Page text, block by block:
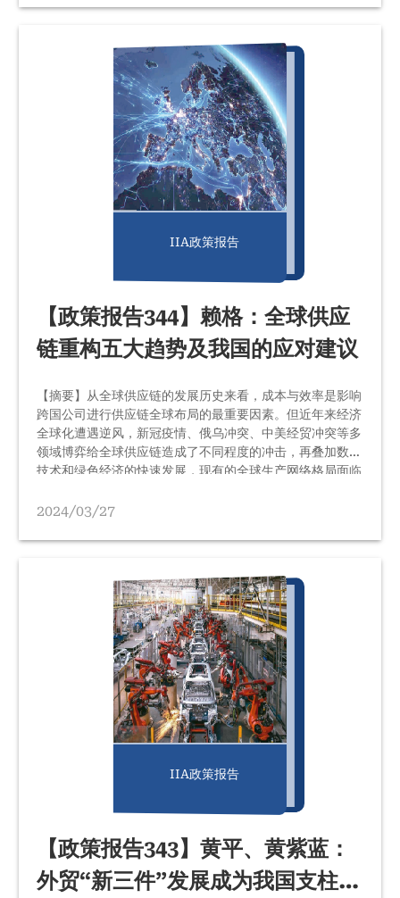
渐得到强化而占据上风。2023年12月7日，中欧举行第二十
知”。在中方看来，中欧关系大踏步倒退，…
IIA政策报告
【政策报告344】赖格：全球供应
链重构五大趋势及我国的应对建议
【摘要】从全球供应链的发展历史来看，成本与效率是影响
跨国公司进行供应链全球布局的最重要因素。但近年来经济
全球化遭遇逆风，新冠疫情、俄乌冲突、中美经贸冲突等多
领域博弈给全球供应链造成了不同程度的冲击，再叠加数字
技术和绿色经济的快速发展，现有的全球生产网络格局面临
背景下，全球供应链重构出现五大趋势： 区域化（全球价
外包到供应链中断风险关联度较低的多个区域，尤其是“中
土） 数字化（数字技术赋能供应链流程优化） 绿色化（…
2024/03/27
IIA政策报告
【政策报告343】黄平、黄紫蓝：
外贸“新三件”发展成为我国支柱产